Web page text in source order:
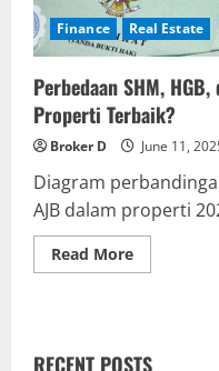
Finance Real Estate
Perbedaan SHM,
Properti Terbaik?
Broker D June 11,
Diagram
AJB dalam properti
Read MoreRead
more
AJB
RECENT POSTS